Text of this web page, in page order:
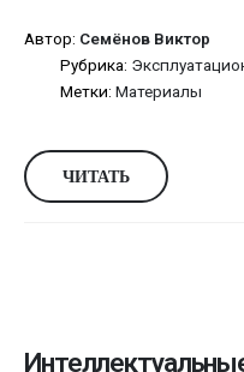
Автор: Семёнов Виктор
Рубрика:
Метки: Материалы
ЧИТАТЬ